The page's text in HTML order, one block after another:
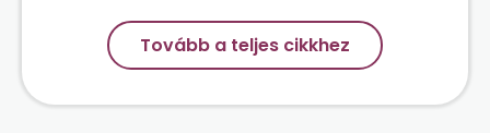
Tovább a teljes cikkhez